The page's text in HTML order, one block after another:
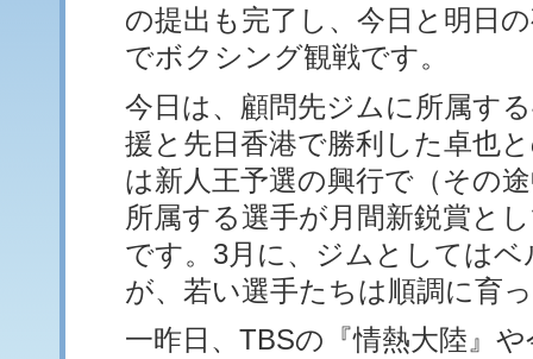
の提出も完了し、今日と明日
でボクシング観戦です。
今日は、顧問先ジムに所属す
援と先日香港で勝利した卓也
は新人王予選の興行で（その
所属する選手が月間新鋭賞と
です。3月に、ジムとしては
が、若い選手たちは順調に育
一昨日、TBSの『情熱大陸』